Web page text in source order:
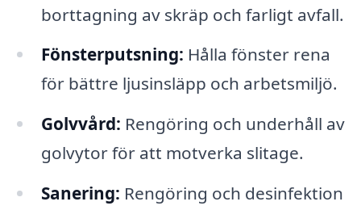
borttagning av skräp och farligt avfall.
Fönsterputsning: Hålla fönster rena
för bättre ljusinsläpp och arbetsmiljö.
Golvvård: Rengöring och underhåll av
golvytor för att motverka slitage.
Sanering: Rengöring och desinfektion